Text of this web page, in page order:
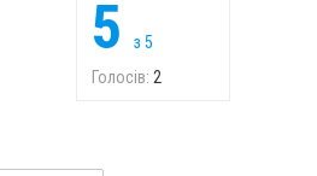
5 з 5
Голосів: 2